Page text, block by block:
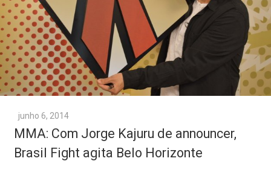
junho 6, 2014
MMA: Com Jorge Kajuru de announcer,
Brasil Fight agita Belo Horizonte